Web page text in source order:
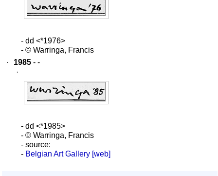
- dd <*1976>
- © Warringa, Francis
·
1985 - -
·
- dd <*1985>
- © Warringa, Francis
- source:
- Belgian Art Gallery [web]